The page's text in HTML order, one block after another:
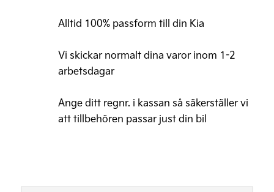
Wingbar
Alltid 100% passform till din Kia
Vi skickar normalt dina varor inom 1-2
arbetsdagar
Ange ditt regnr. i kassan så säkerställer vi
att tillbehören passar just din bil